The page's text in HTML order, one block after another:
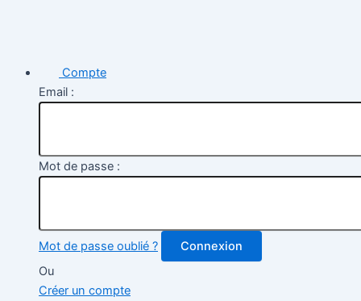
Compte
Email :
Mot de passe :
Mot de passe oublié ?
Connexion
Ou
Créer un compte